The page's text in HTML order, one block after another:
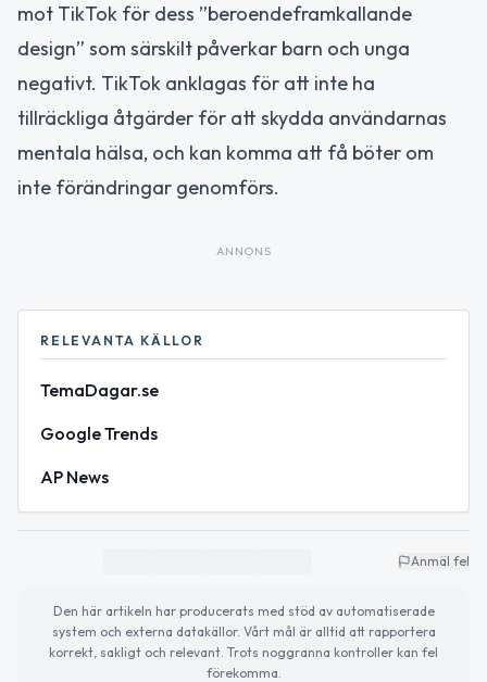
mot TikTok för dess ”beroendeframkallande
design” som särskilt påverkar barn och unga
negativt. TikTok anklagas för att inte ha
tillräckliga åtgärder för att skydda användarnas
mentala hälsa, och kan komma att få böter om
inte förändringar genomförs.
ANNONS
RELEVANTA KÄLLOR
TemaDagar.se
Google Trends
AP News
Anmäl fel
Den här artikeln har producerats med stöd av automatiserade
system och externa datakällor. Vårt mål är alltid att rapportera
korrekt, sakligt och relevant. Trots noggranna kontroller kan fel
förekomma.